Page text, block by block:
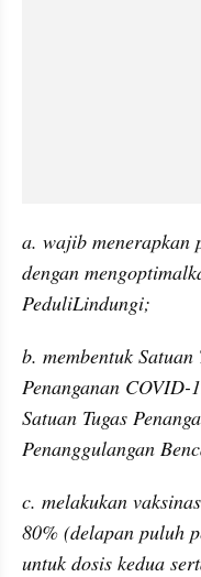
a. wajib menerapkan
dengan
PeduliLindungi;
b. membentuk
Penanganan COVID-
Satuan Tugas
Penanggulangan
c. melakukan
80% (delapan puluh
untuk dosis kedua